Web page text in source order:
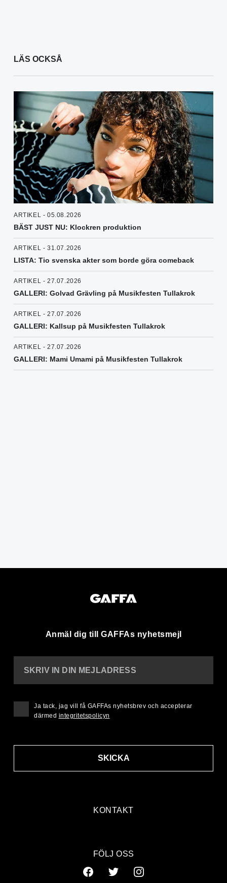
LÄS OCKSÅ
ARTIKEL - 05.08.2026
BÄST JUST NU: Klockren produktion
ARTIKEL - 31.07.2026
LISTA: Tio svenska akter som borde göra comeback
ARTIKEL - 27.07.2026
GALLERI: Golvad Grävling på Musikfesten Tullakrok
ARTIKEL - 27.07.2026
GALLERI: Kallsup på Musikfesten Tullakrok
ARTIKEL - 27.07.2026
GALLERI: Mami Umami på Musikfesten Tullakrok
Anmäl dig till GAFFAs nyhetsmejl
KONTAKT
SKRIV IN DIN MEJLADRESS
SKICKA
Ja tack, jag vill få GAFFAs nyhetsbrev och accepterar
därmed integritetspolicyn
FÖLJ OSS